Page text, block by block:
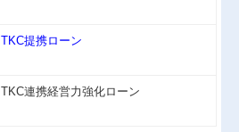
TKC提携ローン
TKC連携経営力強化ローン